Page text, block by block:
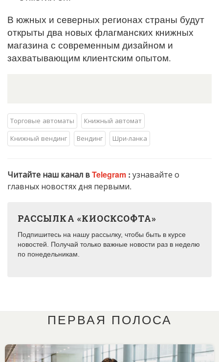
В южных и северных регионах страны будут
открыты два новых флагманских книжных
магазина с современным дизайном и
захватывающим клиентским опытом.
Торговые автоматы
Книжный автомат
Книжный вендинг
Вендинг Шри-ланка
Читайте наш канал вTelegram : узнавайте о
главных новостях дня первыми.
РАССЫЛКА «КИОСКСОФТА»
Подпишитесь на нашу рассылку, чтобы быть в курсе
новостей. Получай только важные новости раз в неделю
по понедельникам.
ПЕРВАЯ ПОЛОСА